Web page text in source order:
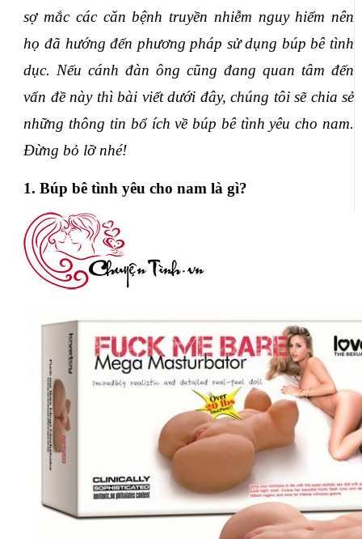
sợ mắc các căn bệnh truyền nhiễm nguy hiểm nên
họ đã hướng đến phương pháp sử dụng búp bê tình
dục. Nếu cánh đàn ông cũng đang quan tâm đến
vấn đề này thì bài viết dưới đây, chúng tôi sẽ chia sẻ
những thông tin bổ ích về búp bê tình yêu cho nam.
Đừng bỏ lỡ nhé!
1. Búp bê tình yêu cho nam là gì?